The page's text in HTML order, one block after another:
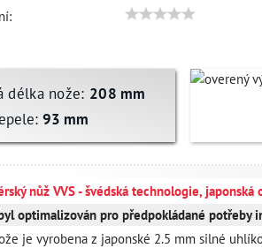
délka nože: 208 mm
93 mm
nůž VVS - švédská technologie, japonská
optimalizován pro předpokládané potřeby
je vyrobena z japonské 2.5 mm silné